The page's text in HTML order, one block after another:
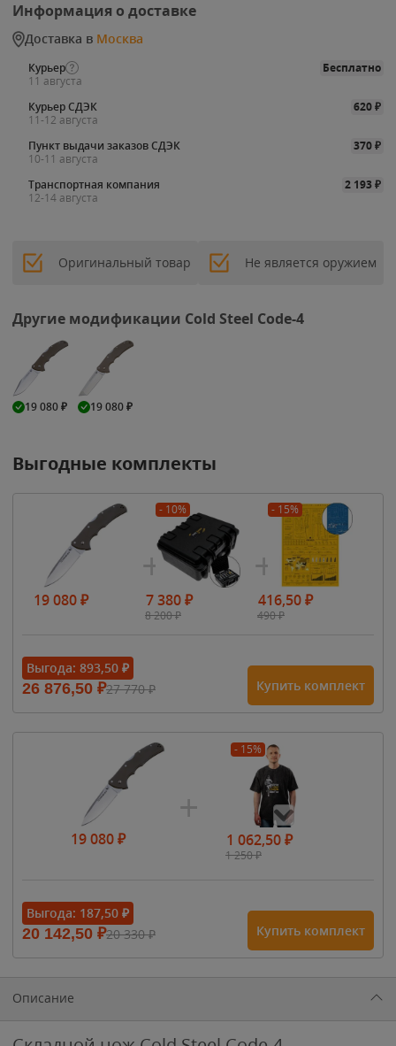
Информация о доставке
Доставка в Москва
Курьер
Бесплатно
11 августа
Курьер СДЭК
620₽
11-12 августа
Пункт выдачи заказов СДЭК
370₽
10-11 августа
Транспортная компания
2 193₽
12-14 августа
Оригинальный товар Не является оружием
Другие модификации Cold Steel Code-4
19 080₽ 19 080₽
Выгодные комплекты
19 080₽
- 10%
7 380₽
8 200₽
- 15%
416,50₽
490₽
Выгода: 893,50 ₽
26 876,50 ₽27 770₽ Купить комплект
19 080₽
- 15%
1 062,50₽
1 250₽
1 900₽1 900₽
Выгода: 187,50 ₽
20 142,50 ₽20 330₽ Купить комплект
Описание